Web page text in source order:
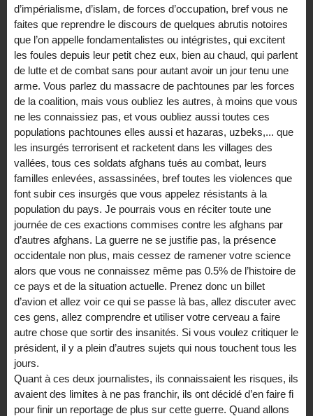
d’impérialisme, d’islam, de forces d’occupation, bref vous ne
faites que reprendre le discours de quelques abrutis notoires
que l’on appelle fondamentalistes ou intégristes, qui excitent
les foules depuis leur petit chez eux, bien au chaud, qui parlent
de lutte et de combat sans pour autant avoir un jour tenu une
arme. Vous parlez du massacre de pachtounes par les forces
de la coalition, mais vous oubliez les autres, à moins que vous
ne les connaissiez pas, et vous oubliez aussi toutes ces
populations pachtounes elles aussi et hazaras, uzbeks,... que
les insurgés terrorisent et racketent dans les villages des
vallées, tous ces soldats afghans tués au combat, leurs
familles enlevées, assassinées, bref toutes les violences que
font subir ces insurgés que vous appelez résistants à la
population du pays. Je pourrais vous en réciter toute une
journée de ces exactions commises contre les afghans par
d’autres afghans. La guerre ne se justifie pas, la présence
occidentale non plus, mais cessez de ramener votre science
alors que vous ne connaissez même pas 0.5% de l’histoire de
ce pays et de la situation actuelle. Prenez donc un billet
d’avion et allez voir ce qui se passe là bas, allez discuter avec
ces gens, allez comprendre et utiliser votre cerveau a faire
autre chose que sortir des insanités. Si vous voulez critiquer le
président, il y a plein d’autres sujets qui nous touchent tous les
jours.
Quant à ces deux journalistes, ils connaissaient les risques, ils
avaient des limites à ne pas franchir, ils ont décidé d’en faire fi
pour finir un reportage de plus sur cette guerre. Quand allons